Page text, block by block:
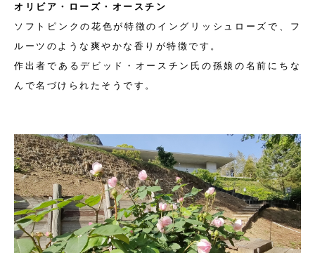
オリビア・ローズ・オースチン
ソフトピンクの花色が特徴のイングリッシュローズで、フ
ルーツのような爽やかな香りが特徴です。
作出者であるデビッド・オースチン氏の孫娘の名前にちな
んで名づけられたそうです。